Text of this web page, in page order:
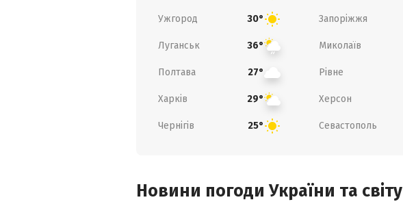
Ужгород 30° Запоріжжя
Луганськ 36° Миколаїв
Полтава 27° Рівне
Харків 29° Херсон
Чернігів 25° Севастополь
Новини погоди України та світу